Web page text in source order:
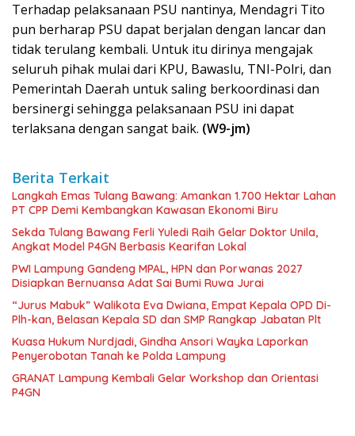
Terhadap pelaksanaan PSU nantinya, Mendagri Tito
pun berharap PSU dapat berjalan dengan lancar dan
tidak terulang kembali. Untuk itu dirinya mengajak
seluruh pihak mulai dari KPU, Bawaslu, TNI-Polri, dan
Pemerintah Daerah untuk saling berkoordinasi dan
bersinergi sehingga pelaksanaan PSU ini dapat
terlaksana dengan sangat baik. (W9-jm)
Berita Terkait
Langkah Emas Tulang Bawang: Amankan 1.700 Hektar Lahan
PT CPP Demi Kembangkan Kawasan Ekonomi Biru
Sekda Tulang Bawang Ferli Yuledi Raih Gelar Doktor Unila,
Angkat Model P4GN Berbasis Kearifan Lokal
PWI Lampung Gandeng MPAL, HPN dan Porwanas 2027
Disiapkan Bernuansa Adat Sai Bumi Ruwa Jurai
“Jurus Mabuk” Walikota Eva Dwiana, Empat Kepala OPD Di-
Plh-kan, Belasan Kepala SD dan SMP Rangkap Jabatan Plt
Kuasa Hukum Nurdjadi, Gindha Ansori Wayka Laporkan
Penyerobotan Tanah ke Polda Lampung
GRANAT Lampung Kembali Gelar Workshop dan Orientasi
P4GN